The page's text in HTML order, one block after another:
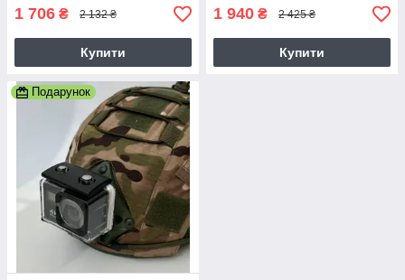
1 706 ₴ 2 132 ₴
Купити
1 940 ₴ 2 425 ₴
Купити
Подарунок